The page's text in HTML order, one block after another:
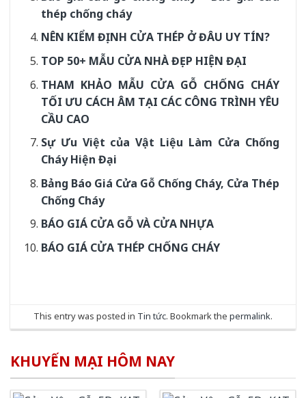
thép chống cháy
NÊN KIỂM ĐỊNH CỬA THÉP Ở ĐÂU UY TÍN?
TOP 50+ MẪU CỬA NHÀ ĐẸP HIỆN ĐẠI
THAM KHẢO MẪU CỬA GỖ CHỐNG CHÁY
TỐI ƯU CÁCH ÂM TẠI CÁC CÔNG TRÌNH YÊU
CẦU CAO
Sự Ưu Việt của Vật Liệu Làm Cửa Chống
Cháy Hiện Đại
Bảng Báo Giá Cửa Gỗ Chống Cháy, Cửa Thép
Chống Cháy
BÁO GIÁ CỬA GỖ VÀ CỬA NHỰA
BÁO GIÁ CỬA THÉP CHỐNG CHÁY
This entry was posted in Tin tức. Bookmark the permalink.
KHUYẾN MẠI HÔM NAY